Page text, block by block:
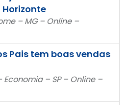
– MG – Online –
Pais tem boas vendas
– SP – Online –